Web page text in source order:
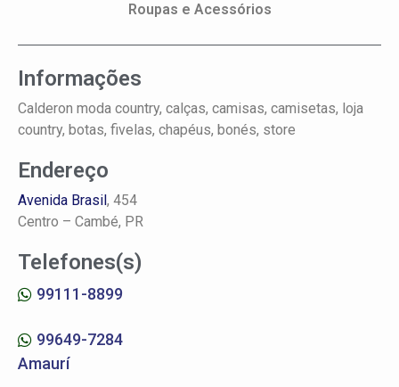
Roupas e Acessórios
Informações
Calderon moda country, calças, camisas, camisetas, loja
country, botas, fivelas, chapéus, bonés, store
Endereço
Avenida Brasil, 454
Centro – Cambé, PR
Telefones(s)
99111-8899
99649-7284
Amaurí